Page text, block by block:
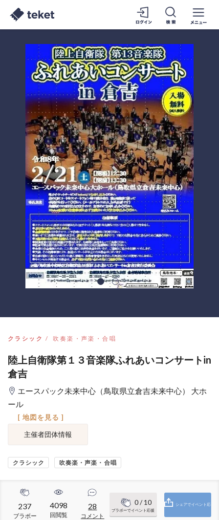
クラシック 吹奏楽・声楽・合唱
陸上自衛隊第１３音楽隊ふれあいコンサートin
倉吉
エースパック未来中心（鳥取県立倉吉未来中心） 大ホ
ール
[ 地図を見る ]
主催者団体情報
クラシック 吹奏楽・声楽・合唱
237
ブラボー
4098
回閲覧
28
コメント
0/ 10
ブラボーでイベント応援
シェアでイベント応